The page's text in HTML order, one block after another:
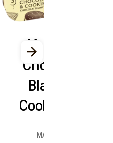
Magnum
Chocolate
Blanco y
Cookies X 3
MAGN 90ml